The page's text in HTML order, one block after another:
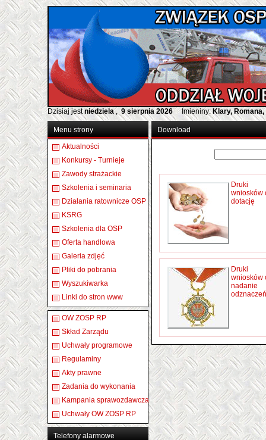
Dzisiaj jestniedziela, 9 sierpnia 2026 Imieniny:Klary,
Menu strony
Aktualności
Konkursy - Turnieje
Zawody strażackie
Szkolenia i seminaria
Działania ratownicze OSP
KSRG
Szkolenia dla OSP
Oferta handlowa
Galeria zdjęć
Pliki do pobrania
Wyszukiwarka
Linki do stron www
OW ZOSP RP
Skład Zarządu
Uchwały programowe
Regulaminy
Akty prawne
Zadania do wykonania
Kampania sprawozdawcza
Uchwały OW ZOSP RP
Telefony alarmowe
Download
Druki
wniosków
dotację
Druki
wniosków
nadanie
odznaczeń